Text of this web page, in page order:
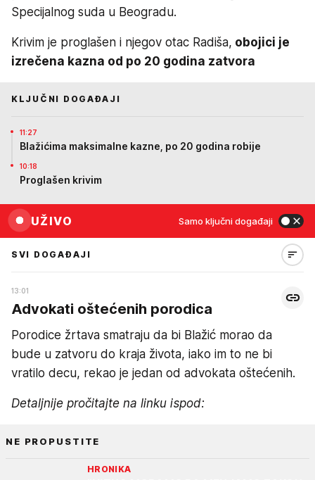
Specijalnog suda u Beogradu.
Krivim je proglašen i njegov otac Radiša, obojici je
izrečena kazna od po 20 godina zatvora
KLJUČNI DOGAĐAJI
11:27
Blažićima maksimalne kazne, po 20 godina robije
10:18
Proglašen krivim
UŽIVO Samo ključni događaji
SVI DOGAĐAJI
13:01
Advokati oštećenih porodica
Porodice žrtava smatraju da bi Blažić morao da
bude u zatvoru do kraja života, iako im to ne bi
vratilo decu, rekao je jedan od advokata oštećenih.
Detaljnije pročitajte na linku ispod:
NE PROPUSTITE
HRONIKA